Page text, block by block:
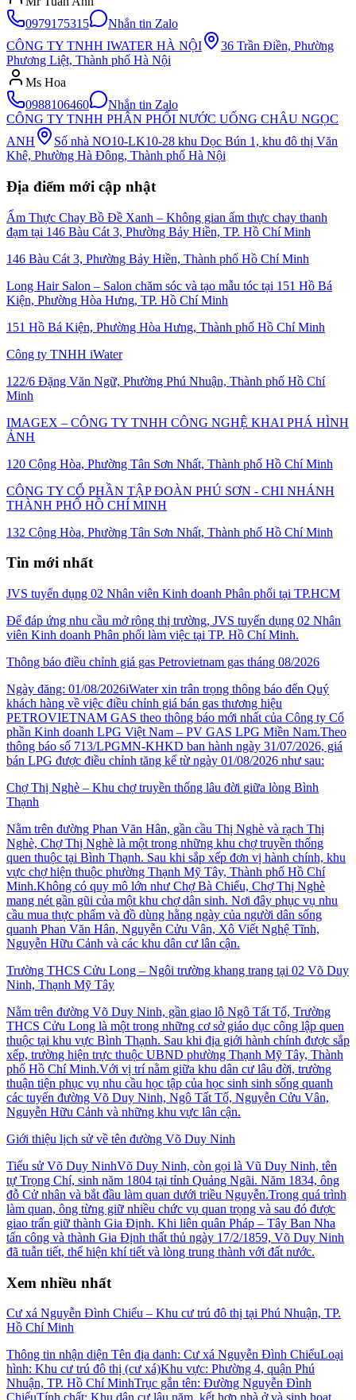
0979175315
Nhắn tin Zalo
CÔNG TY TNHH IWATER HÀ NỘI
36 Trần Điền, Phường
Phương Liệt, Thành phố Hà Nội
Ms Hoa
0988106460
Nhắn tin Zalo
CÔNG TY TNHH PHÂN PHỐI NƯỚC UỐNG CHÂU NGỌC
ANH
Số nhà NO10-LK10-28 khu Dọc Bún 1, khu đô thị Văn
Khê, Phường Hà Đông, Thành phố Hà Nội
Địa điểm mới cập nhật
Ẩm Thực Chay Bồ Đề Xanh – Không gian ẩm thực chay thanh
đạm tại 146 Bàu Cát 3, Phường Bảy Hiền, TP. Hồ Chí Minh
146 Bàu Cát 3, Phường Bảy Hiền, Thành phố Hồ Chí Minh
Long Hair Salon – Salon chăm sóc và tạo mẫu tóc tại 151 Hồ Bá
Kiện, Phường Hòa Hưng, TP. Hồ Chí Minh
151 Hồ Bá Kiện, Phường Hòa Hưng, Thành phố Hồ Chí Minh
Công ty TNHH iWater
122/6 Đặng Văn Ngữ, Phường Phú Nhuận, Thành phố Hồ Chí
Minh
IMAGEX – CÔNG TY TNHH CÔNG NGHỆ KHAI PHÁ HÌNH
ẢNH
120 Cộng Hòa, Phường Tân Sơn Nhất, Thành phố Hồ Chí Minh
CÔNG TY CỔ PHẦN TẬP ĐOÀN PHÚ SƠN - CHI NHÁNH
THÀNH PHỐ HỒ CHÍ MINH
132 Cộng Hòa, Phường Tân Sơn Nhất, Thành phố Hồ Chí Minh
Tin mới nhất
JVS tuyển dụng 02 Nhân viên Kinh doanh Phân phối tại TP.HCM
Để đáp ứng nhu cầu mở rộng thị trường, JVS tuyển dụng 02 Nhân
viên Kinh doanh Phân phối làm việc tại TP. Hồ Chí Minh.
Thông báo điều chỉnh giá gas Petrovietnam gas tháng 08/2026
Ngày đăng: 01/08/2026iWater xin trân trọng thông báo đến Quý
khách hàng về việc điều chỉnh giá bán gas thương hiệu
PETROVIETNAM GAS theo thông báo mới nhất của Công ty Cổ
phần Kinh doanh LPG Việt Nam – PV GAS LPG Miền Nam.Theo
thông báo số 713/LPGMN-KHKD ban hành ngày 31/07/2026, giá
bán LPG được điều chỉnh tăng kể từ ngày 01/08/2026 như sau:
Chợ Thị Nghè – Khu chợ truyền thống lâu đời giữa lòng Bình
Thạnh
Nằm trên đường Phan Văn Hân, gần cầu Thị Nghè và rạch Thị
Nghè, Chợ Thị Nghè là một trong những khu chợ truyền thống
quen thuộc tại Bình Thạnh. Sau khi sắp xếp đơn vị hành chính, khu
vực chợ hiện thuộc phường Thạnh Mỹ Tây, Thành phố Hồ Chí
Minh.Không có quy mô lớn như Chợ Bà Chiểu, Chợ Thị Nghè
mang nét gần gũi của một khu chợ dân sinh. Nơi đây phục vụ nhu
cầu mua thực phẩm và đồ dùng hằng ngày của người dân sống
quanh Phan Văn Hân, Nguyễn Cửu Vân, Xô Viết Nghệ Tĩnh,
Nguyễn Hữu Cảnh và các khu dân cư lân cận.
Trường THCS Cửu Long – Ngôi trường khang trang tại 02 Võ Duy
Ninh, Thạnh Mỹ Tây
Nằm trên đường Võ Duy Ninh, gần giao lộ Ngô Tất Tố, Trường
THCS Cửu Long là một trong những cơ sở giáo dục công lập quen
thuộc tại khu vực Bình Thạnh. Sau khi địa giới hành chính được sắp
xếp, trường hiện trực thuộc UBND phường Thạnh Mỹ Tây, Thành
phố Hồ Chí Minh.Với vị trí nằm giữa khu dân cư lâu đời, trường
thuận tiện phục vụ nhu cầu học tập của học sinh sinh sống quanh
các tuyến đường Võ Duy Ninh, Ngô Tất Tố, Nguyễn Cửu Vân,
Nguyễn Hữu Cảnh và những khu vực lân cận.
Giới thiệu lịch sử về tên đường Võ Duy Ninh
Tiểu sử Võ Duy NinhVõ Duy Ninh, còn gọi là Vũ Duy Ninh, tên
tự Trọng Chí, sinh năm 1804 tại tỉnh Quảng Ngãi. Năm 1834, ông
đỗ Cử nhân và bắt đầu làm quan dưới triều Nguyễn.Trong quá trình
làm quan, ông từng giữ nhiều chức vụ quan trọng và sau đó được
giao trấn giữ thành Gia Định. Khi liên quân Pháp – Tây Ban Nha
tấn công và thành Gia Định thất thủ ngày 17/2/1859, Võ Duy Ninh
đã tuẫn tiết, thể hiện khí tiết và lòng trung thành với đất nước.
Xem nhiều nhất
Cư xá Nguyễn Đình Chiểu – Khu cư trú đô thị tại Phú Nhuận, TP.
Hồ Chí Minh
Thông tin nhận diện Tên địa danh: Cư xá Nguyễn Đình ChiểuLoại
hình: Khu cư trú đô thị (cư xá)Khu vực: Phường 4, quận Phú
Nhuận, TP. Hồ Chí MinhTrục gắn tên: Đường Nguyễn Đình